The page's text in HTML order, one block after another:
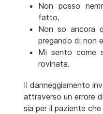
Non posso
fatto.
Non so ancora
pregando di non
Mi sento come
rovinata.
Il danneggiamento
attraverso un errore
sia per il paziente